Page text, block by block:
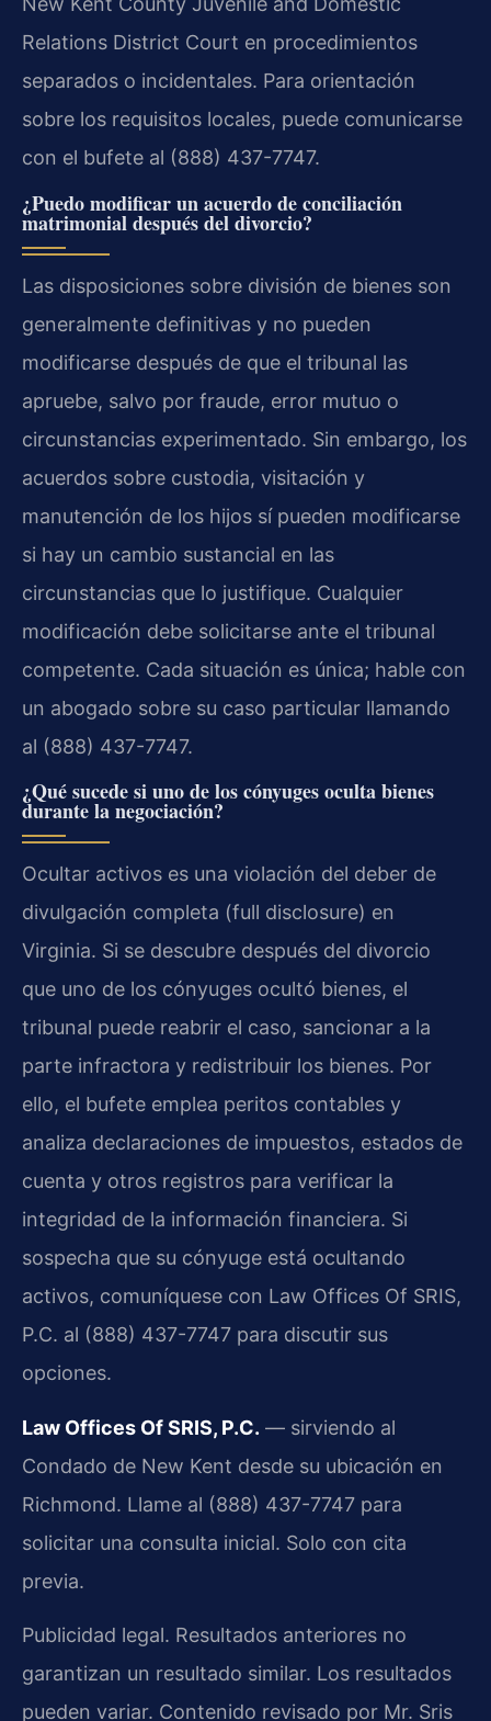
Relations District Court en procedimientos
separados o incidentales. Para orientación
sobre los requisitos locales, puede comunicarse
con el bufete al (888) 437-7747.
¿Puedo modificar un acuerdo de conciliación
matrimonial después del divorcio?
Las disposiciones sobre división de bienes son
generalmente definitivas y no pueden
modificarse después de que el tribunal las
apruebe, salvo por fraude, error mutuo o
circunstancias experimentado. Sin embargo, los
acuerdos sobre custodia, visitación y
manutención de los hijos sí pueden modificarse
si hay un cambio sustancial en las
circunstancias que lo justifique. Cualquier
modificación debe solicitarse ante el tribunal
competente. Cada situación es única; hable con
un abogado sobre su caso particular llamando
al (888) 437-7747.
¿Qué sucede si uno de los cónyuges oculta bienes
durante la negociación?
Ocultar activos es una violación del deber de
divulgación completa (full disclosure) en
Virginia. Si se descubre después del divorcio
que uno de los cónyuges ocultó bienes, el
tribunal puede reabrir el caso, sancionar a la
parte infractora y redistribuir los bienes. Por
ello, el bufete emplea peritos contables y
analiza declaraciones de impuestos, estados de
cuenta y otros registros para verificar la
integridad de la información financiera. Si
sospecha que su cónyuge está ocultando
activos, comuníquese con Law Offices Of SRIS,
P.C. al (888) 437-7747 para discutir sus
opciones.
Law Offices Of SRIS, P.C. — sirviendo al
Condado de New Kent desde su ubicación en
Richmond. Llame al (888) 437-7747 para
solicitar una consulta inicial. Solo con cita
previa.
Publicidad legal. Resultados anteriores no
garantizan un resultado similar. Los resultados
pueden variar. Contenido revisado por Mr. Sris